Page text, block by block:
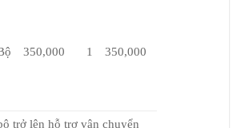
350,000 1 350,000
trở lên hỗ trợ vận chuyển